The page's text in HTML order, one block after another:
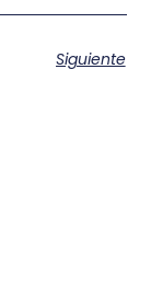
Siguiente